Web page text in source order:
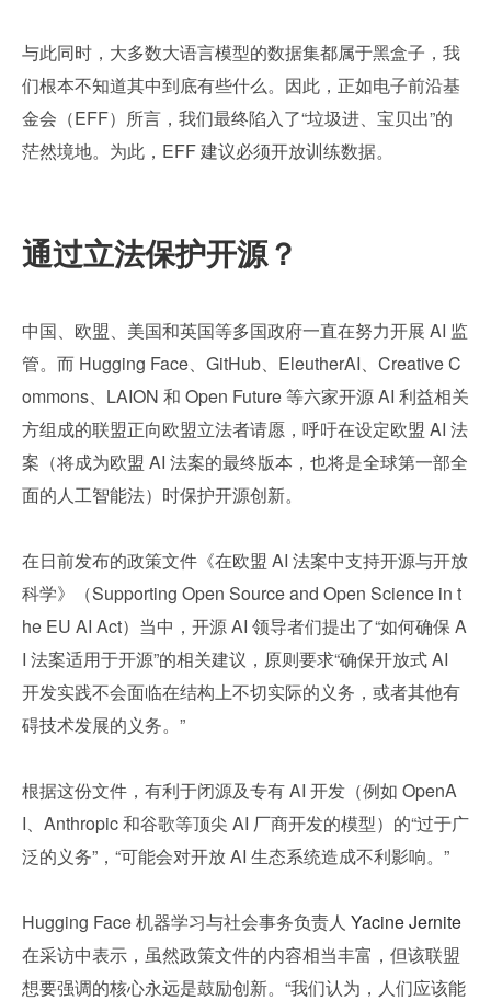
与此同时，大多数大语言模型的数据集都属于黑盒子，我
们根本不知道其中到底有些什么。因此，正如电子前沿基
金会（EFF）所言，我们最终陷入了“垃圾进、宝贝出”的
茫然境地。为此，EFF 建议必须开放训练数据。
通过立法保护开源？
中国、欧盟、美国和英国等多国政府一直在努力开展 AI 监
管。而 Hugging Face、GitHub、EleutherAI、Creative C
ommons、LAION 和 Open Future 等六家开源 AI 利益相关
方组成的联盟正向欧盟立法者请愿，呼吁在设定欧盟 AI 法
案（将成为欧盟 AI 法案的最终版本，也将是全球第一部全
面的人工智能法）时保护开源创新。
在日前发布的政策文件《在欧盟 AI 法案中支持开源与开放
科学》（Supporting Open Source and Open Science in t
he EU AI Act）当中，开源 AI 领导者们提出了“如何确保 A
I 法案适用于开源”的相关建议，原则要求“确保开放式 AI
开发实践不会面临在结构上不切实际的义务，或者其他有
碍技术发展的义务。”
根据这份文件，有利于闭源及专有 AI 开发（例如 OpenA
I、Anthropic 和谷歌等顶尖 AI 厂商开发的模型）的“过于广
泛的义务”，“可能会对开放 AI 生态系统造成不利影响。”
Hugging Face 机器学习与社会事务负责人
在采访中表示，虽然政策文件的内容相当丰富，但该联盟
想要强调的核心永远是鼓励创新。“我们认为，人们应该能